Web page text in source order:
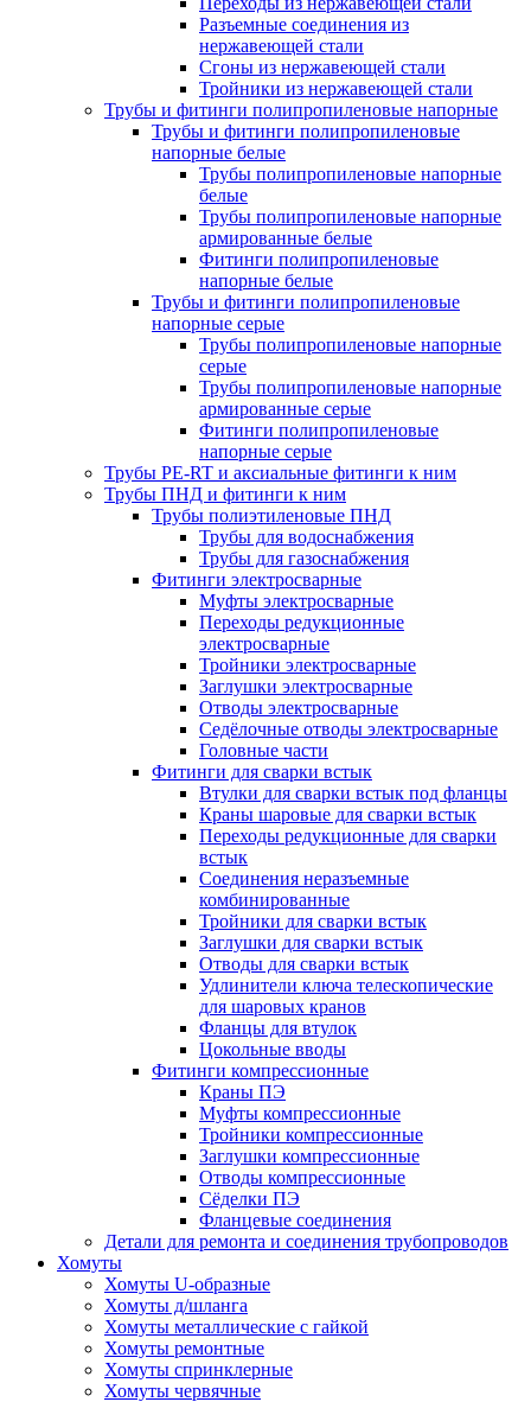
Разъемные соединения из
нержавеющей стали
Сгоны из нержавеющей стали
Тройники из нержавеющей стали
Трубы и фитинги полипропиленовые напорные
Трубы и фитинги полипропиленовые
напорные белые
Трубы полипропиленовые напорные
белые
Трубы полипропиленовые напорные
армированные белые
Фитинги полипропиленовые
напорные белые
Трубы и фитинги полипропиленовые
напорные серые
Трубы полипропиленовые напорные
серые
Трубы полипропиленовые напорные
армированные серые
Фитинги полипропиленовые
напорные серые
Трубы PE-RT и аксиальные фитинги к ним
Трубы ПНД и фитинги к ним
Трубы полиэтиленовые ПНД
Трубы для водоснабжения
Трубы для газоснабжения
Фитинги электросварные
Муфты электросварные
Переходы редукционные
электросварные
Тройники электросварные
Заглушки электросварные
Отводы электросварные
Седёлочные отводы электросварные
Головные части
Фитинги для сварки встык
Втулки для сварки встык под фланцы
Краны шаровые для сварки встык
Переходы редукционные для сварки
встык
Соединения неразъемные
комбинированные
Тройники для сварки встык
Заглушки для сварки встык
Отводы для сварки встык
Удлинители ключа телескопические
для шаровых кранов
Фланцы для втулок
Цокольные вводы
Фитинги компрессионные
Краны ПЭ
Муфты компрессионные
Тройники компрессионные
Заглушки компрессионные
Отводы компрессионные
Сёделки ПЭ
Фланцевые соединения
Детали для ремонта и соединения трубопроводов
Хомуты
Хомуты U-образные
Хомуты д/шланга
Хомуты металлические с гайкой
Хомуты ремонтные
Хомуты спринклерные
Хомуты червячные